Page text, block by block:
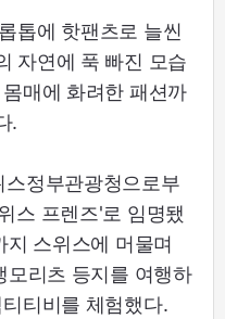
톱에 핫팬츠로 늘씬
자연에 푹 빠진 모습
매에 화려한 패션까
.
스정부관광청으로부
스 프렌즈'로 임명됐
스위스에 머물며
모리츠 등지를 여행하
티비를 체험했다.